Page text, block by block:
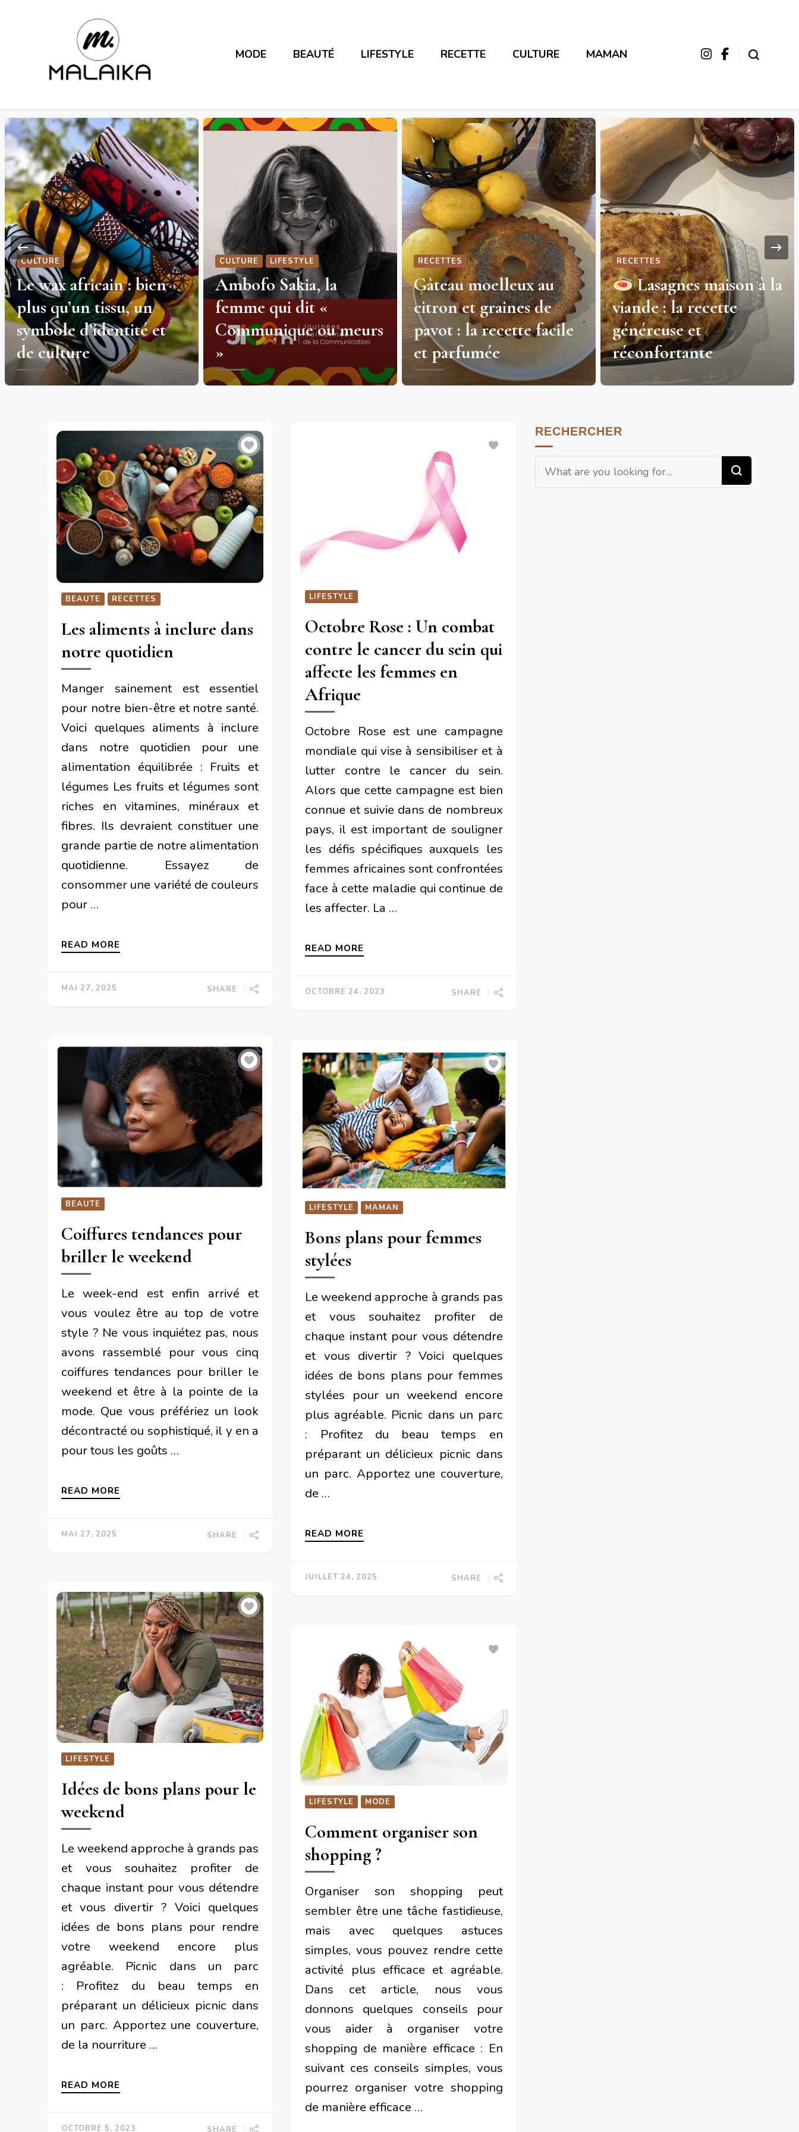
Malaika
MODE BEAUTÉ LIFESTYLE RECETTE CULTURE MAMAN
CULTURE LIFESTYLE
Ambofo Sakia, la
femme qui dit «
Communique ou meurs
»
RECETTES
Gâteau moelleux au
citron et graines de
pavot : la recette facile
et parfumée
RECETTES
Lasagnes maison à la
viande : la recette
généreuse et
réconfortante
UNCATEGORIZED
Dinosaures au citron :
des petits gâteaux
moelleux et ludiques
pour toute la famille
BEAUTE RECETTES
Les aliments à inclure dans
notre quotidien
Manger sainement est essentiel
pour notre bien-être et notre santé.
Voici quelques aliments à inclure
dans notre quotidien pour une
alimentation équilibrée : Fruits et
légumes Les fruits et légumes sont
riches en vitamines, minéraux et
fibres. Ils devraient constituer une
grande partie de notre alimentation
quotidienne. Essayez de
consommer une variété de couleurs
pour …
READ MORE
MAI 27, 2025 SHARE
LIFESTYLE
Octobre Rose : Un combat
contre le cancer du sein qui
affecte les femmes en
Afrique
Octobre Rose est une campagne
mondiale qui vise à sensibiliser et à
lutter contre le cancer du sein.
Alors que cette campagne est bien
connue et suivie dans de nombreux
pays, il est important de souligner
les défis spécifiques auxquels les
femmes africaines sont confrontées
face à cette maladie qui continue de
les affecter. La …
READ MORE
OCTOBRE 24, 2023 SHARE
BEAUTE
Coiffures tendances pour
briller le weekend
Le week-end est enfin arrivé et
vous voulez être au top de votre
style ? Ne vous inquiétez pas, nous
avons rassemblé pour vous cinq
coiffures tendances pour briller le
weekend et être à la pointe de la
mode. Que vous préfériez un look
décontracté ou sophistiqué, il y en a
pour tous les goûts …
READ MORE
MAI 27, 2025 SHARE
LIFESTYLE MAMAN
Bons plans pour femmes
stylées
Le weekend approche à grands pas
et vous souhaitez profiter de
chaque instant pour vous détendre
et vous divertir ? Voici quelques
idées de bons plans pour femmes
stylées pour un weekend encore
plus agréable. Picnic dans un parc
: Profitez du beau temps en
préparant un délicieux picnic dans
un parc. Apportez une couverture,
de …
READ MORE
JUILLET 24, 2025 SHARE
LIFESTYLE
Idées de bons plans pour le
weekend
Le weekend approche à grands pas
et vous souhaitez profiter de
chaque instant pour vous détendre
et vous divertir ? Voici quelques
idées de bons plans pour rendre
votre weekend encore plus
agréable. Picnic dans un parc
: Profitez du beau temps en
préparant un délicieux picnic dans
un parc. Apportez une couverture,
de la nourriture …
READ MORE
OCTOBRE 5, 2023 SHARE
LIFESTYLE MODE
Comment organiser son
shopping ?
Organiser son shopping peut
sembler être une tâche fastidieuse,
mais avec quelques astuces
simples, vous pouvez rendre cette
activité plus efficace et agréable.
Dans cet article, nous vous
donnons quelques conseils pour
vous aider à organiser votre
shopping de manière efficace : En
suivant ces conseils simples, vous
pourrez organiser votre shopping
de manière efficace …
RECHERCHER